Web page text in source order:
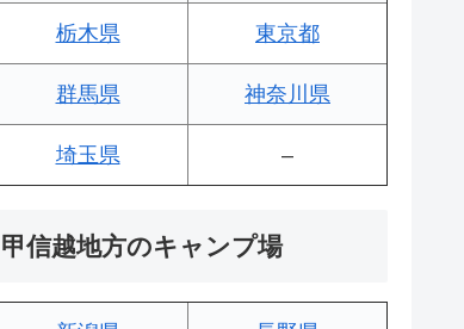
栃木県 東京都
群馬県 神奈川県
埼玉県 –
甲信越地方のキャンプ場